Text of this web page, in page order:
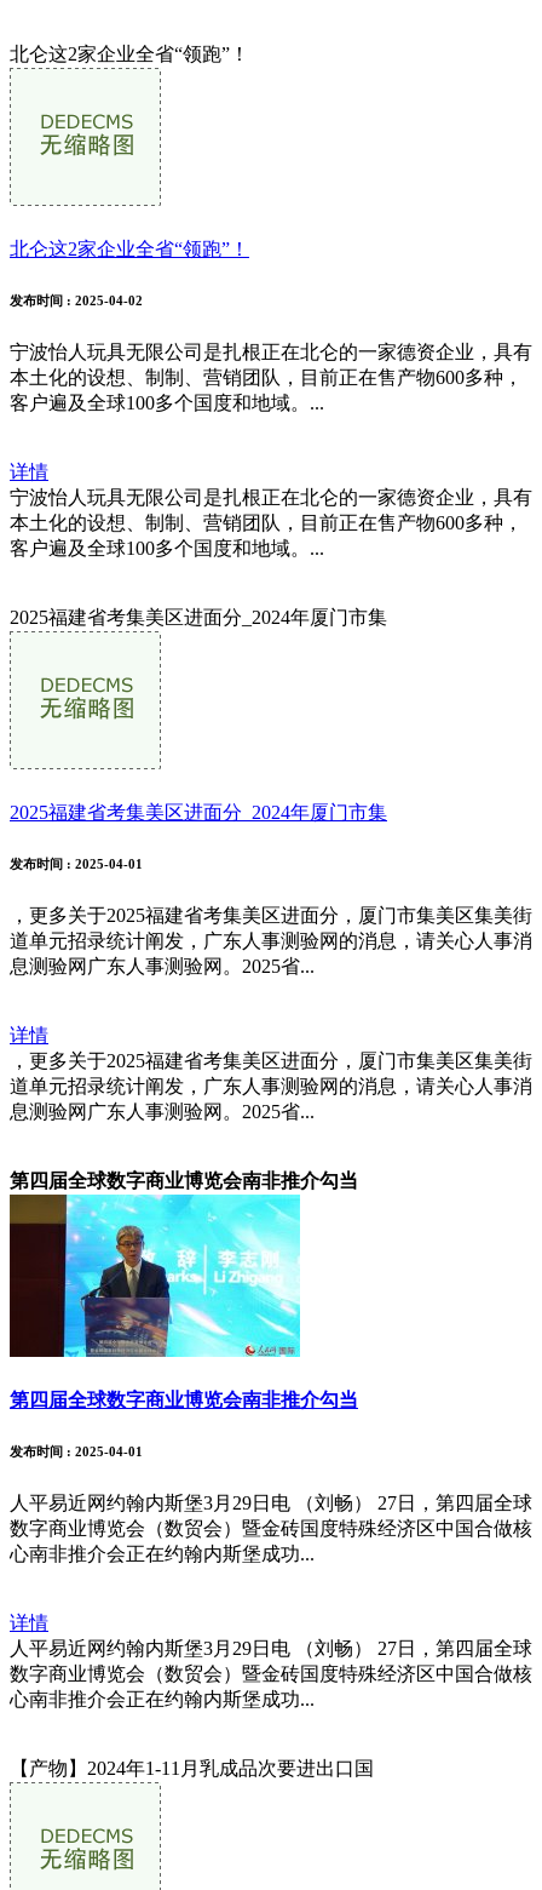
北仑这2家企业全省“领跑”！
北仑这2家企业全省“领跑”！
发布时间 : 2025-04-02
宁波怡人玩具无限公司是扎根正在北仑的一家德资企业，具有
本土化的设想、制制、营销团队，目前正在售产物600多种，
客户遍及全球100多个国度和地域。...
详情
宁波怡人玩具无限公司是扎根正在北仑的一家德资企业，具有
本土化的设想、制制、营销团队，目前正在售产物600多种，
客户遍及全球100多个国度和地域。...
2025福建省考集美区进面分_2024年厦门市集
2025福建省考集美区进面分_2024年厦门市集
发布时间 : 2025-04-01
，更多关于2025福建省考集美区进面分，厦门市集美区集美街
道单元招录统计阐发，广东人事测验网的消息，请关心人事消
息测验网广东人事测验网。2025省...
详情
，更多关于2025福建省考集美区进面分，厦门市集美区集美街
道单元招录统计阐发，广东人事测验网的消息，请关心人事消
息测验网广东人事测验网。2025省...
第四届全球数字商业博览会南非推介勾当
第四届全球数字商业博览会南非推介勾当
发布时间 : 2025-04-01
人平易近网约翰内斯堡3月29日电 （刘畅） 27日，第四届全球
数字商业博览会（数贸会）暨金砖国度特殊经济区中国合做核
心南非推介会正在约翰内斯堡成功...
详情
人平易近网约翰内斯堡3月29日电 （刘畅） 27日，第四届全球
数字商业博览会（数贸会）暨金砖国度特殊经济区中国合做核
心南非推介会正在约翰内斯堡成功...
【产物】2024年1-11月乳成品次要进出口国